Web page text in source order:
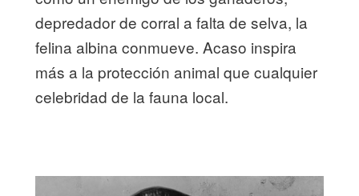
depredador de corral a falta de selva, la
felina albina conmueve. Acaso inspira
más a la protección animal que cualquier
celebridad de la fauna local.